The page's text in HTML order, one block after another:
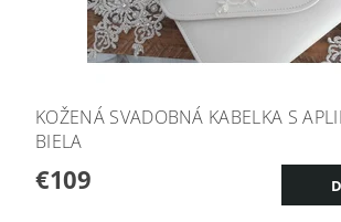
KOŽENÁ SVADOBNÁ KABELKA S
BIELA
€109